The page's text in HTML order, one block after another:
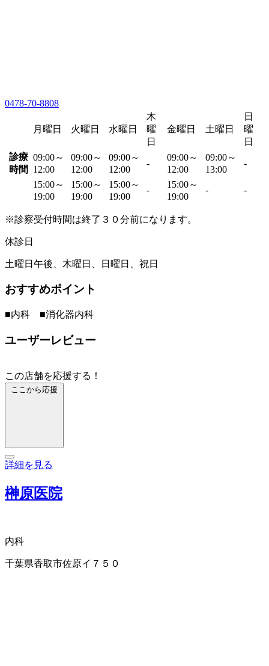
0478-70-8808
月曜日 火曜日 水曜日
木
曜
日
金曜日 土曜日
日
曜
日
診療
時間
09:00～
12:00
09:00～
12:00
09:00～
12:00
-
09:00～
12:00
09:00～
13:00
-
15:00～
19:00
15:00～
19:00
15:00～
19:00
-
15:00～
19:00
- -
※診察受付時間は終了３０分前になります。
休診日
土曜日午後、木曜日、日曜日、祝日
おすすめポイント
■内科 ■消化器内科
ユーザーレビュー
この店舗を応援する！
ここから応援
詳細を見る
榊原医院
内科
千葉県香取市佐原イ７５０